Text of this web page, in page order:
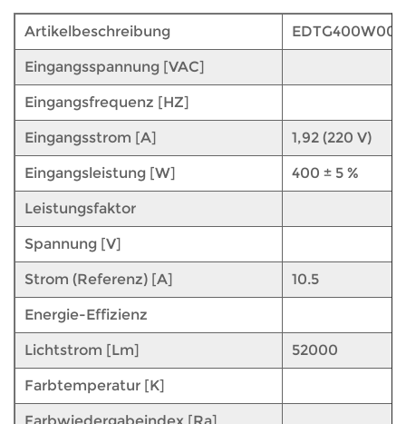
Artikelbeschreibung EDTG400W00
Eingangsspannung [VAC]
Eingangsfrequenz [HZ]
Eingangsstrom [A] 1,92 (220 V)
Eingangsleistung [W] 400 ± 5 %
Leistungsfaktor
Spannung [V]
Strom (Referenz) [A] 10.5
Energie-Effizienz
Lichtstrom [Lm] 52000
Farbtemperatur [K]
Farbwiedergabeindex [Ra]